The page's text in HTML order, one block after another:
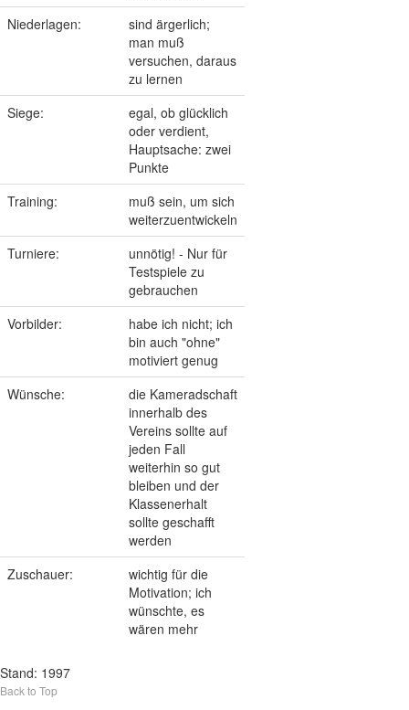
Niederlagen:
sind ärgerlich;
man muß
versuchen, daraus
zu lernen
Siege:
egal, ob glücklich
oder verdient,
Hauptsache: zwei
Punkte
Training:
muß sein, um sich
weiterzuentwickeln
Turniere:
unnötig! - Nur für
Testspiele zu
gebrauchen
Vorbilder:
habe ich nicht; ich
bin auch "ohne"
motiviert genug
Wünsche:
die Kameradschaft
innerhalb des
Vereins sollte auf
jeden Fall
weiterhin so gut
bleiben und der
Klassenerhalt
sollte geschafft
werden
Zuschauer:
wichtig für die
Motivation; ich
wünschte, es
wären mehr
Stand: 1997
Back to Top